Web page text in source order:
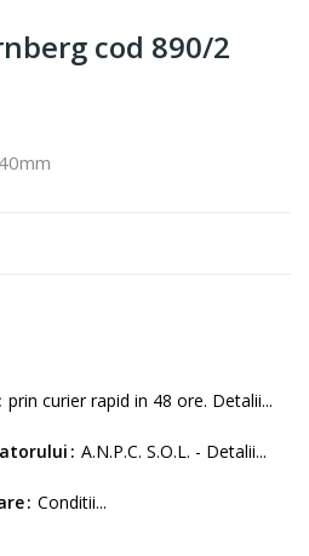
cod 890/2
prin curier rapid in 48 ore. Detalii...
A.N.P.C. S.O.L. - Detalii...
Conditii...